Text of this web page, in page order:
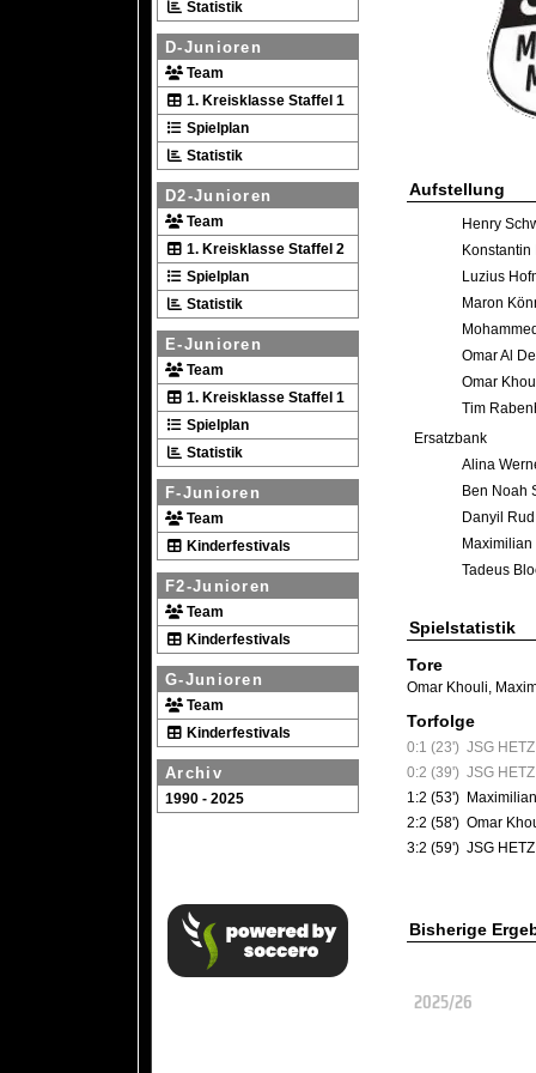
Statistik
D-Junioren
Team
1. Kreisklasse Staffel 1
Spielplan
Statistik
D2-Junioren
Team
1. Kreisklasse Staffel 2
Spielplan
Statistik
E-Junioren
Team
1. Kreisklasse Staffel 1
Spielplan
Statistik
F-Junioren
Team
Kinderfestivals
F2-Junioren
Team
Kinderfestivals
G-Junioren
Team
Kinderfestivals
Archiv
1990 - 2025
Aufstellung
Henry
Konstantin
Luzius
Maron
Omar Al
Omar
Tim
Ersatzbank
Alina
Ben Noah
Danyil Rud
Tadeus
Spielstatistik
Tore
Omar Khouli,
Torfolge
0:1 (23') JSG HETZ
0:2 (39') JSG HETZ
1:2 (53')
2:2 (58') Omar
3:2 (59') JSG
Bisherige
2025/26